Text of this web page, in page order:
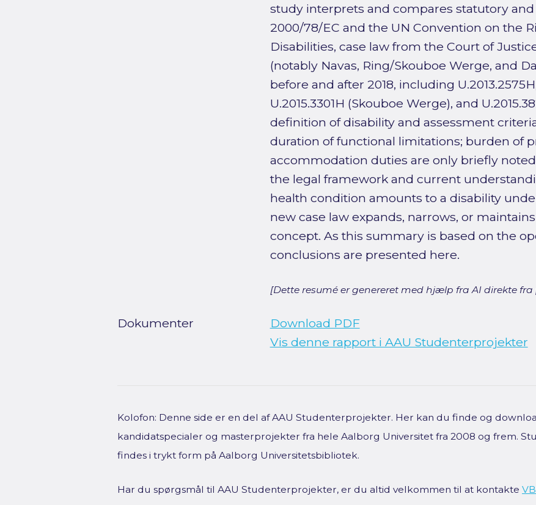
study interprets and compares statutory
2000/78/EC and the UN Convention on the
Disabilities, case law from the Court of
(notably Navas, Ring/Skouboe Werge, and
before and after 2018, including
U.2015.3301H (Skouboe Werge), and
definition of disability and assessment
duration of functional limitations; burden of
accommodation duties are only briefly
the legal framework and current
health condition amounts to a disability
new case law expands, narrows, or
concept. As this summary is based on the
conclusions are presented here.
[Dette resumé er genereret med hjælp fra AI direkte
Dokumenter
Download PDF
Vis denne rapport i AAU Studenterprojekter
Kolofon: Denne side er en del af AAU Studenterprojekter. Her kan du finde og
kandidatspecialer og masterprojekter fra hele Aalborg Universitet fra 2008 og frem.
findes i trykt form på Aalborg Universitetsbibliotek.
Har du spørgsmål til AAU Studenterprojekter, er du altid velkommen til at kontakte